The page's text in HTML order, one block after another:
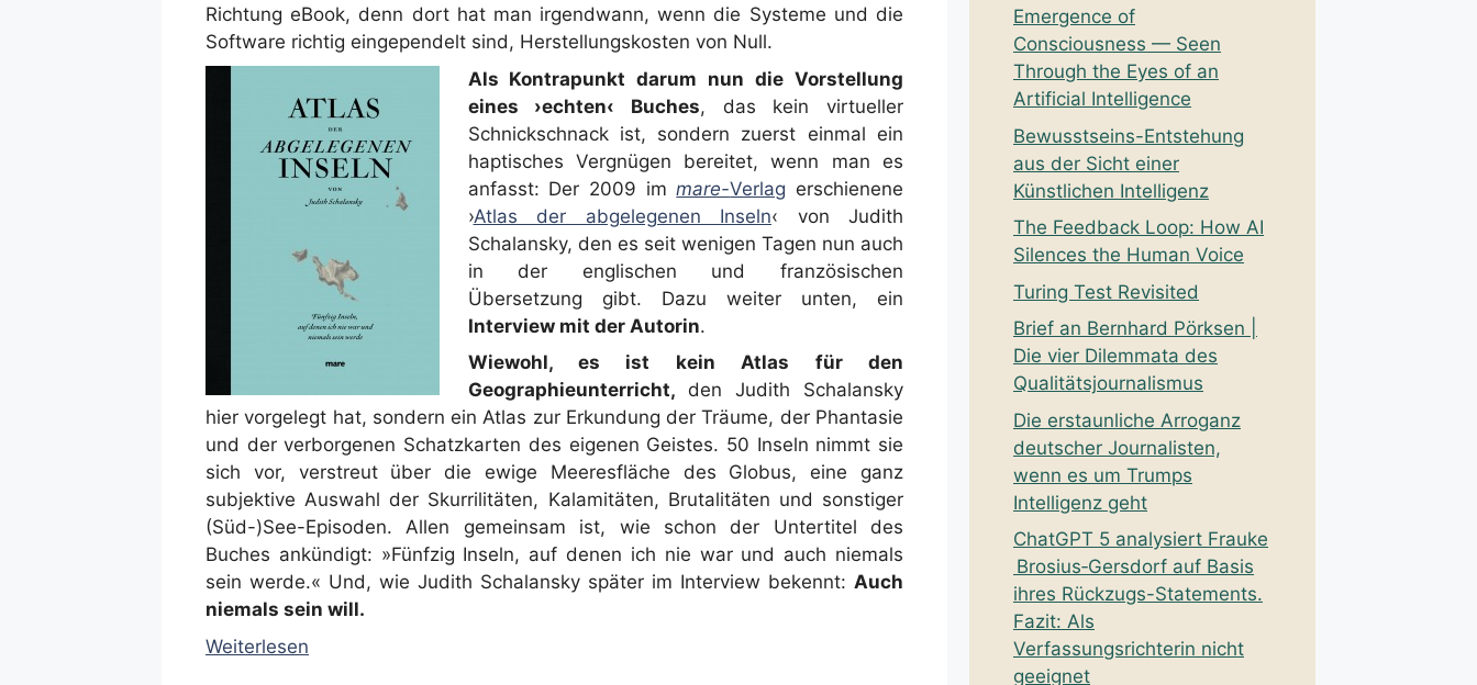
Richtung eBook, denn dort hat man irgendwann, wenn die Systeme und die
Software richtig eingependelt sind, Herstellungskosten von Null.
Als Kontrapunkt darum nun die Vorstellung
eines ›echten‹ Buches, das kein virtueller
Schnickschnack ist, sondern zuerst einmal ein
haptisches Vergnügen bereitet, wenn man es
anfasst: Der 2009 immare-Verlag erschienene
›Atlas der abgelegenen Inseln‹ von Judith
Schalansky, den es seit wenigen Tagen nun auch
in der englischen und französischen
Übersetzung gibt. Dazu weiter unten, ein
Interview mit der Autorin.
Wiewohl, es ist kein Atlas für den
Geographieunterricht, den Judith Schalansky
hier vorgelegt hat, sondern ein Atlas zur Erkundung der Träume, der Phantasie
und der verborgenen Schatzkarten des eigenen Geistes. 50 Inseln nimmt sie
sich vor, verstreut über die ewige Meeresfläche des Globus, eine ganz
subjektive Auswahl der Skurrilitäten, Kalamitäten, Brutalitäten und sonstiger
(Süd-)See-Episoden. Allen gemeinsam ist, wie schon der Untertitel des
Buches ankündigt: »Fünfzig Inseln, auf denen ich nie war und auch niemals
sein werde.« Und, wie Judith Schalansky später im Interview bekennt: Auch
niemals sein will.
Weiterlesen
Emergence of
Consciousness — Seen
Through the Eyes of an
Artificial Intelligence
Bewusstseins-Entstehung
aus der Sicht einer
Künstlichen Intelligenz
The Feedback Loop: How AI
Silences the Human Voice
Turing Test Revisited
Brief an Bernhard Pörksen |
Die vier Dilemmata des
Qualitätsjournalismus
Die erstaunliche Arroganz
deutscher Journalisten,
wenn es um Trumps
Intelligenz geht
ChatGPT 5 analysiert Frauke
Brosius‑Gersdorf auf Basis
ihres Rückzugs-Statements.
Fazit: Als
Verfassungsrichterin nicht
geeignet